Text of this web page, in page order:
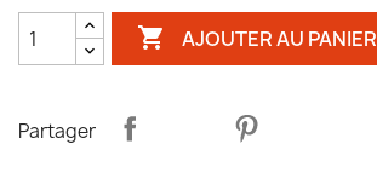
 AJOUTER AU PANIER
Partager